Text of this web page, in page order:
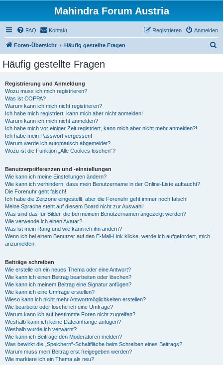
Mahindra Forum Austria
FAQ Kontakt Anmelden
Registrieren
Foren-Übersicht Häufig gestellte Fragen
Häufig gestellte Fragen
Registrierung und Anmeldung
Wozu muss ich mich registrieren?
Was ist COPPA?
Warum kann ich mich nicht registrieren?
Ich habe mich registriert, kann mich aber nicht anmelden!
Warum kann ich mich nicht anmelden?
Ich habe mich vor einiger Zeit registriert, kann mich aber nicht mehr anmelden?!
Ich habe mein Passwort vergessen!
Warum werde ich automatisch abgemeldet?
Wozu ist die Funktion „Alle Cookies löschen“?
Benutzerpräferenzen und -einstellungen
Wie kann ich meine Einstellungen ändern?
Wie kann ich verhindern, dass mein Benutzername in der Online-Liste auftaucht?
Die Forenuhr geht falsch!
Ich habe die Zeitzone eingestellt, aber die Forenuhr geht immer noch falsch!
Meine Sprache steht auf diesem Board nicht zur Auswahl!
Was sind das für Bilder, die bei meinem Benutzernamen angezeigt werden?
Wie verwende ich einen Avatar?
Was ist mein Rang und wie kann ich ihn ändern?
Wenn ich bei einem Benutzer auf den E-Mail-Link klicke, werde ich aufgefordert, mich
anzumelden.
Beiträge schreiben
Wie erstelle ich ein neues Thema oder eine Antwort?
Wie kann ich einen Beitrag bearbeiten oder löschen?
Wie kann ich meinem Beitrag eine Signatur anfügen?
Wie kann ich eine Umfrage erstellen?
Wieso kann ich nicht mehr Antwortmöglichkeiten erstellen?
Wie bearbeite oder lösche ich eine Umfrage?
Warum kann ich auf bestimmte Foren nicht zugreifen?
Weshalb kann ich keine Dateianhänge anfügen?
Weshalb wurde ich verwarnt?
Wie kann ich Beiträge den Moderatoren melden?
Was bewirkt die „Speichern“-Schaltfläche beim Schreiben eines Beitrags?
Warum muss mein Beitrag erst freigegeben werden?
Wie markiere ich ein Thema als neu?